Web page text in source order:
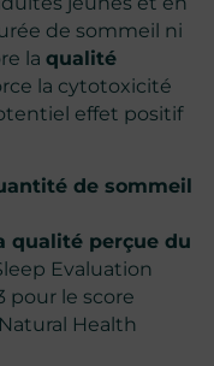
de sommeil ni
laqualité
la cytotoxicité
effet positif
de sommeil
qualité perçue du
Evaluation
pour le score
Health